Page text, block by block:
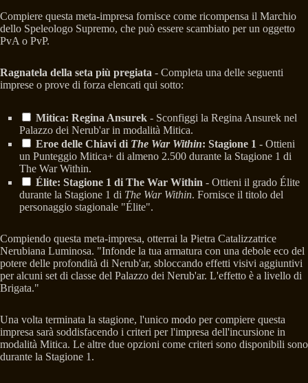
Compiere questa meta-impresa fornisce come ricompensa il Marchio
dello Speleologo Supremo, che può essere scambiato per un oggetto
PvA o PvP.
Ragnatela della seta più pregiata - Completa una delle seguenti
imprese o prove di forza elencati qui sotto:
Mitica: Regina Ansurek - Sconfiggi la Regina Ansurek nel
Palazzo dei Nerub'ar in modalità Mitica.
Eroe delle Chiavi di The War Within: Stagione 1 - Ottieni
un Punteggio Mitica+ di almeno 2.500 durante la Stagione 1 di
The War Within.
Élite: Stagione 1 di The War Within - Ottieni il grado Élite
durante la Stagione 1 di The War Within. Fornisce il titolo del
personaggio stagionale "Élite".
Compiendo questa meta-impresa, otterrai la Pietra Catalizzatrice
Nerubiana Luminosa. "Infonde la tua armatura con una debole eco del
potere delle profondità di Nerub'ar, sbloccando effetti visivi aggiuntivi
per alcuni set di classe del Palazzo dei Nerub'ar. L'effetto è a livello di
Brigata."
Una volta terminata la stagione, l'unico modo per compiere questa
impresa sarà soddisfacendo i criteri per l'impresa dell'incursione in
modalità Mitica. Le altre due opzioni come criteri sono disponibili sono
durante la Stagione 1.